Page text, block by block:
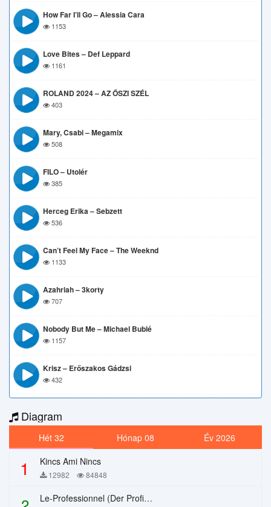
How Far I’ll Go – Alessia Cara
1153
Love Bites – Def Leppard
1161
ROLAND 2024 – AZ ŐSZI SZÉL
403
Mary, Csabi – Megamix
508
FILO – Utolér
385
Herceg Erika – Sebzett
536
Can’t Feel My Face – The Weeknd
1133
Azahriah – 3korty
707
Nobody But Me – Michael Bublé
1157
Krisz – Erőszakos Gádzsi
432
Diagram
Hét 32 Hónap 08 Év 2026
1 Kincs Ami Nincs
12982 84848
Le-Professionnel (Der Profi) – Chi Mai